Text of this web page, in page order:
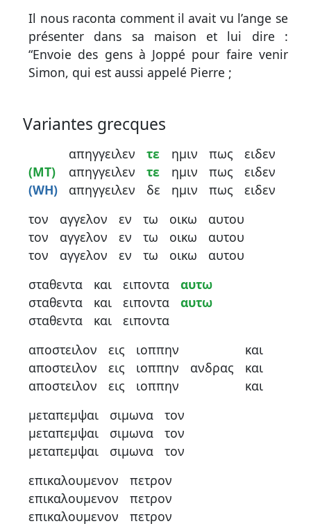
Il nous raconta comment il avait vu l’ange se
présenter dans sa maison et lui dire :
“Envoie des gens à Joppé pour faire venir
Simon, qui est aussi appelé Pierre ;
Variantes grecques
(MT)
(WH)
απηγγειλεν
απηγγειλεν
απηγγειλεν
τε
τε
δε
ημιν
ημιν
ημιν
πως
πως
πως
ειδεν
ειδεν
ειδεν
τον
τον
τον
αγγελον
αγγελον
αγγελον
εν
εν
εν
τω
τω
τω
οικω
οικω
οικω
αυτου
αυτου
αυτου
σταθεντα
σταθεντα
σταθεντα
και
και
και
ειποντα
ειποντα
ειποντα
αυτω
αυτω
αποστειλον
αποστειλον
αποστειλον
εις
εις
εις
ιοππην
ιοππην
ιοππην
ανδρας
και
και
και
μεταπεμψαι
μεταπεμψαι
μεταπεμψαι
σιμωνα
σιμωνα
σιμωνα
τον
τον
τον
επικαλουμενον
επικαλουμενον
επικαλουμενον
πετρον
πετρον
πετρον